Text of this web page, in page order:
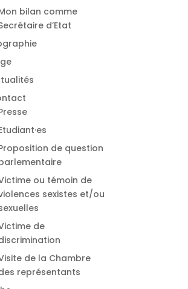
bilan comme
d’Etat
de question
ou témoin de
sexistes et/ou
de
de la Chambre
représentants